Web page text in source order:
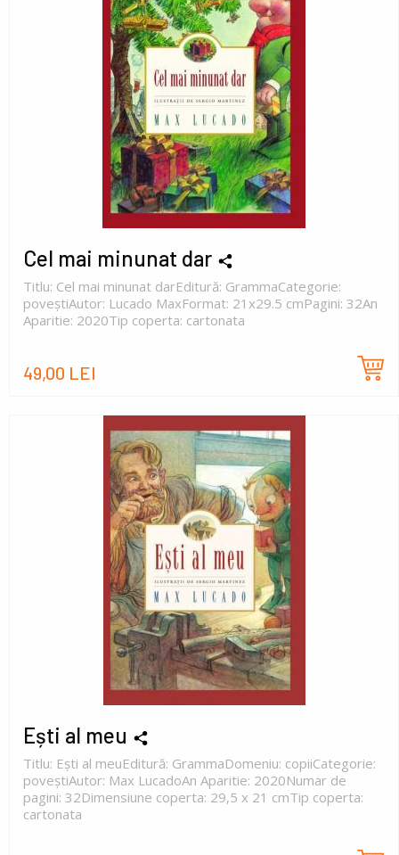
Cel mai minunat dar
Titlu: Cel mai minunat darEditură: GrammaCategorie:
poveștiAutor: Lucado MaxFormat: 21x29.5 cmPagini: 32An
Aparitie: 2020Tip coperta: cartonata
49,00 LEI
Ești al meu
Titlu: Ești al meuEditură: GrammaDomeniu: copiiCategorie:
poveștiAutor: Max LucadoAn Aparitie: 2020Numar de
pagini: 32Dimensiune coperta: 29,5 x 21 cmTip coperta:
cartonata